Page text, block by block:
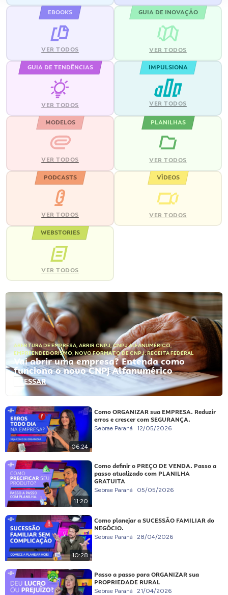
EBOOKS
VER TODOS
GUIA DE INOVAÇÃO
VER TODOS
GUIA DE TENDÊNCIAS
VER TODOS
IMPULSIONA
VER TODOS
MODELOS
VER TODOS
PLANILHAS
VER TODOS
PODCASTS
VER TODOS
VÍDEOS
VER TODOS
WEBSTORIES
VER TODOS
ABERTURA DE EMPRESA, ABRIR CNPJ,CNPJ ALFANUMÉRICO,
EMPREENDEDORISMO, NOVO FORMATO DE CNPJ,RECEITA FEDERAL
Vai abrir uma empresa? Entenda como
funciona o novo CNPJ Alfanumérico
ACESSAR
06:24
Como ORGANIZAR sua EMPRESA. Reduzir
erros e crescer com SEGURANÇA.
Sebrae Paraná 12/05/2026
11:20
Como definir o PREÇO DE VENDA. Passo a
passo atualizado com PLANILHA
GRATUITA
Sebrae Paraná 05/05/2026
10:28
Como planejar a SUCESSÃO FAMILIAR do
NEGÓCIO.
Sebrae Paraná 28/04/2026
Passo a passo para ORGANIZAR sua
PROPRIEDADE RURAL
Sebrae Paraná 21/04/2026